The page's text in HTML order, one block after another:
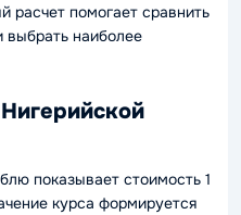
расчет помогает сравнить
выбрать наиболее
показывает стоимость 1
курса формируется